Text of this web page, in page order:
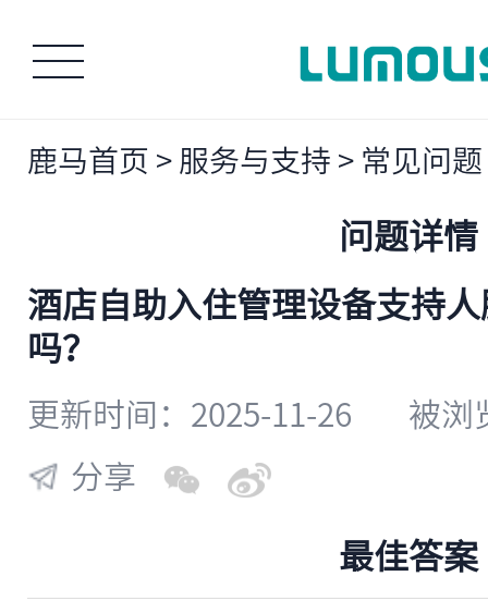
鹿马首页 > 服务与支持 > 常见问题
问题详情
酒店自助入住管理设备支持
吗？
更新时间：2025-11-26
被浏
分享
最佳答案